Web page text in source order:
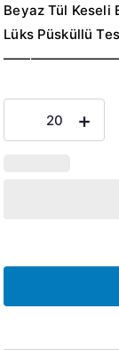
Beyaz Tül Keseli
Lüks Püsküllü
Renk
+